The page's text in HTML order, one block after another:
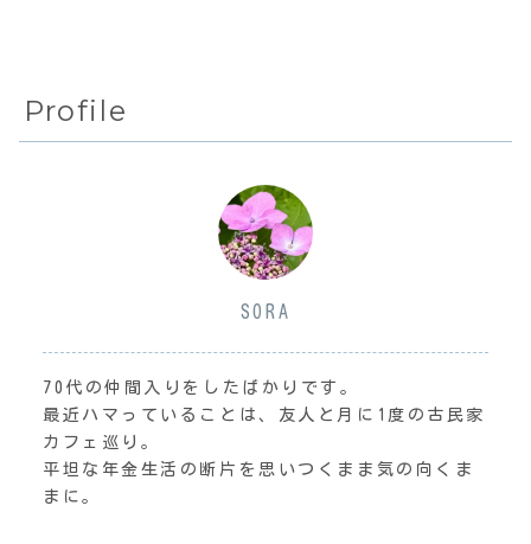
Profile
SORA
70代の仲間入りをしたばかりです。
最近ハマっていることは、友人と月に1度の古民家
カフェ巡り。
平坦な年金生活の断片を思いつくまま気の向くま
まに。